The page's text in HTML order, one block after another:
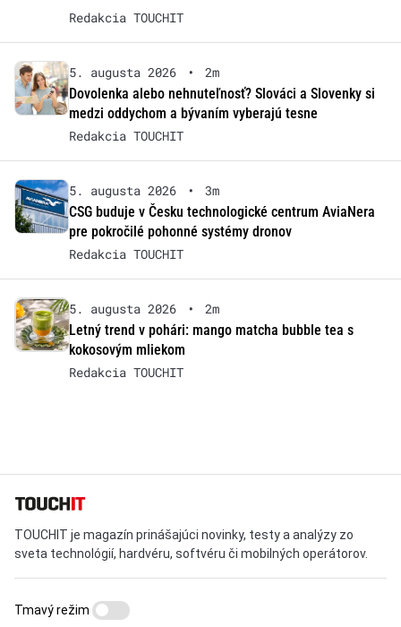
Redakcia TOUCHIT
5. augusta 2026 •
2m
Dovolenka alebo nehnuteľnosť? Slováci a Slovenky si
medzi oddychom a bývaním vyberajú tesne
Redakcia TOUCHIT
5. augusta 2026 •
3m
CSG buduje v Česku technologické centrum AviaNera
pre pokročilé pohonné systémy dronov
Redakcia TOUCHIT
5. augusta 2026 •
2m
Letný trend v pohári: mango matcha bubble tea s
kokosovým mliekom
Redakcia TOUCHIT
TOUCHIT je magazín prinášajúci novinky, testy a analýzy zo
sveta technológií, hardvéru, softvéru či mobilných operátorov.
Tmavý režim